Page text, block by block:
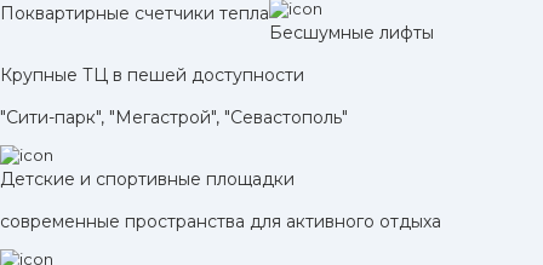
Поквартирные счетчики тепла
Бесшумные лифты
Крупные ТЦ в пешей доступности
"Сити-парк", "Мегастрой", "Севастополь"
Детские и спортивные площадки
современные пространства для активного отдыха